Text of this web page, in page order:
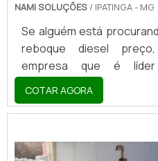
NAMI SOLUÇÕES / IPATINGA - MG
Se alguém está
reboque diesel
empresa que é líder
Comparando na maior
descobrindo a maior
mercado em seu proprio
carretinha reboque
COTAR AGORA